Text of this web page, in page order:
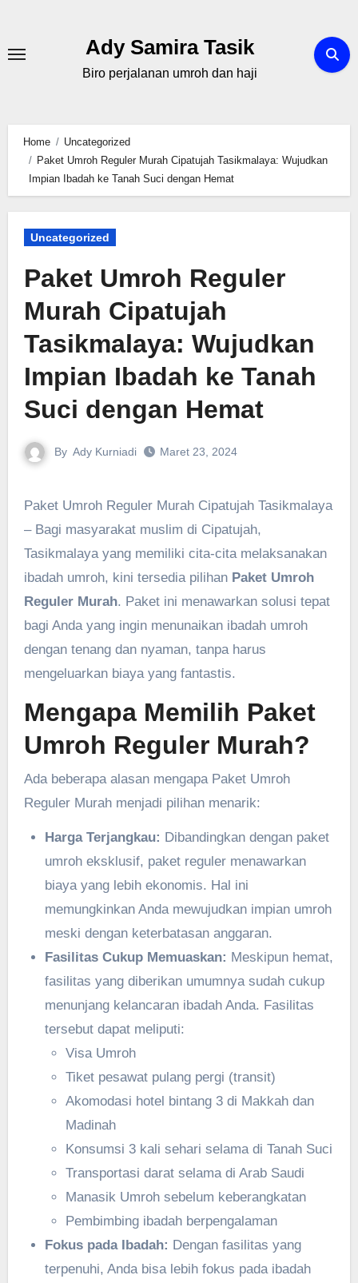
content
Ady Samira Tasik
Biro perjalanan umroh dan haji
Home
Uncategorized
Paket Umroh Reguler Murah Cipatujah Tasikmalaya: Wujudkan
Impian Ibadah ke Tanah Suci dengan Hemat
Uncategorized
Paket Umroh Reguler
Murah Cipatujah
Tasikmalaya: Wujudkan
Impian Ibadah ke Tanah
Suci dengan Hemat
By Ady Kurniadi Maret 23, 2024
Paket Umroh Reguler Murah Cipatujah Tasikmalaya
– Bagi masyarakat muslim di Cipatujah,
Tasikmalaya yang memiliki cita-cita melaksanakan
ibadah umroh, kini tersedia pilihan Paket Umroh
Reguler Murah. Paket ini menawarkan solusi tepat
bagi Anda yang ingin menunaikan ibadah umroh
dengan tenang dan nyaman, tanpa harus
mengeluarkan biaya yang fantastis.
Mengapa Memilih Paket
Umroh Reguler Murah?
Ada beberapa alasan mengapa Paket Umroh
Reguler Murah menjadi pilihan menarik:
Harga Terjangkau: Dibandingkan dengan paket
umroh eksklusif, paket reguler menawarkan
biaya yang lebih ekonomis. Hal ini
memungkinkan Anda mewujudkan impian umroh
meski dengan keterbatasan anggaran.
Fasilitas Cukup Memuaskan: Meskipun hemat,
fasilitas yang diberikan umumnya sudah cukup
menunjang kelancaran ibadah Anda. Fasilitas
tersebut dapat meliputi:
Visa Umroh
Tiket pesawat pulang pergi (transit)
Akomodasi hotel bintang 3 di Makkah dan
Madinah
Konsumsi 3 kali sehari selama di Tanah Suci
Transportasi darat selama di Arab Saudi
Manasik Umroh sebelum keberangkatan
Pembimbing ibadah berpengalaman
Fokus pada Ibadah: Dengan fasilitas yang
terpenuhi, Anda bisa lebih fokus pada ibadah